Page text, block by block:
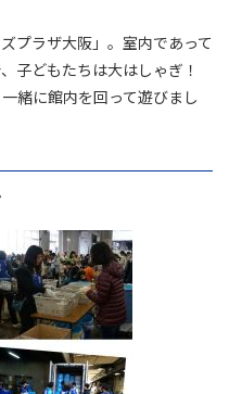
プラザ大阪」。室内であって
子どもたちは大はしゃぎ！
緒に館内を回って遊びまし